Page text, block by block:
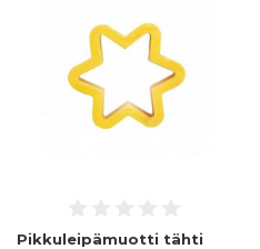
Pikkuleipämuotti tähti